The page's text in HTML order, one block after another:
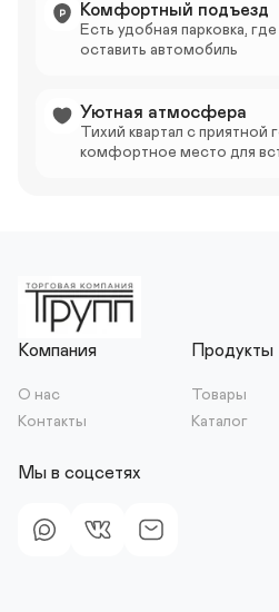
Комфортный подъезд
Есть удобная парковка,
оставить автомобиль
Уютная атмосфера
Тихий квартал с
комфортное место для
Компания
О нас
Контакты
Продукты
Товары
Каталог
Мы в соцсетях